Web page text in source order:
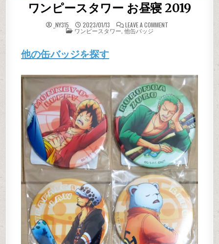
ワンピースタワー お昼寝 2019
_NY315 2023/01/13 LEAVE A COMMENT
POSTED IN
ワンピースタワー,他缶バッジ
他の缶バッジを探す